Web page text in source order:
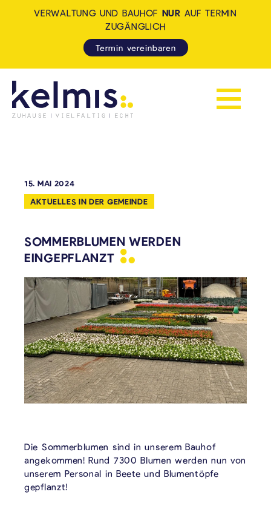
Navigation
VERWALTUNG UND BAUHOF NUR AUF TERMIN
ZUGÄNGLICH
Termin vereinbaren
15. MAI 2024
AKTUELLES IN DER GEMEINDE
SOMMERBLUMEN WERDEN
EINGEPFLANZT
Die Sommerblumen sind in unserem Bauhof
angekommen! Rund 7300 Blumen werden nun von
unserem Personal in Beete und Blumentöpfe
gepflanzt!